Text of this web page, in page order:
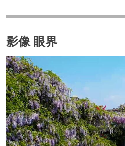
影像 眼界